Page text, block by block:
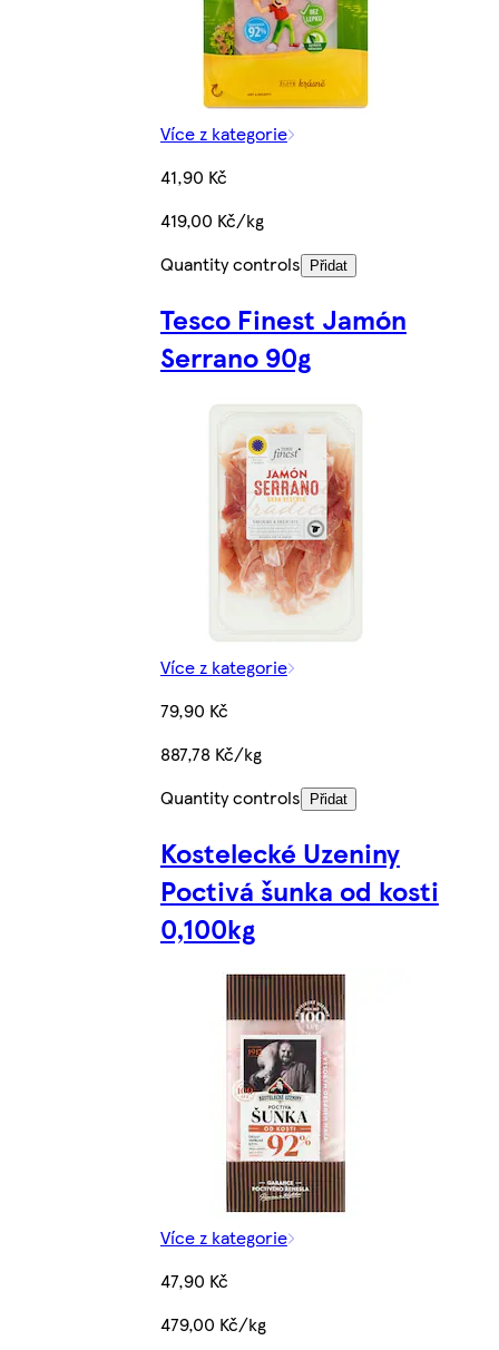
Více z kategorie
41,90 Kč
419,00 Kč/kg
Quantity controls
Přidat
Tesco Finest Jamón
Serrano 90g
Více z kategorie
79,90 Kč
887,78 Kč/kg
Quantity controls
Přidat
Kostelecké Uzeniny
Poctivá šunka od kosti
0,100kg
Více z kategorie
47,90 Kč
479,00 Kč/kg